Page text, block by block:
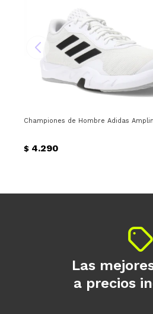
Championes de Hombre Adidas
$ 4.290
Las
a precios